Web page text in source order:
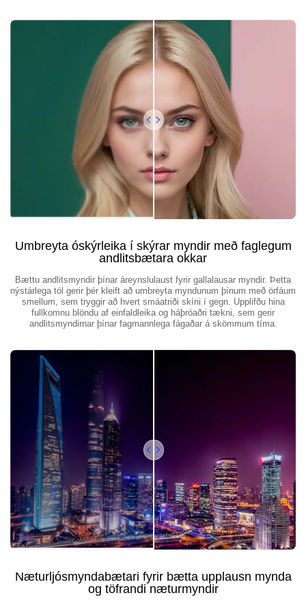
Umbreyta óskýrleika í skýrar myndir með faglegum
andlitsbætara okkar
Bættu andlitsmyndir þínar áreynslulaust fyrir gallalausar myndir. Þetta
nýstárlega tól gerir þér kleift að umbreyta myndunum þínum með örfáum
smellum, sem tryggir að hvert smáatriði skíni í gegn. Upplifðu hina
fullkomnu blöndu af einfaldleika og háþróaðri tækni, sem gerir
andlitsmyndirnar þínar fagmannlega fágaðar á skömmum tíma.
Næturljósmyndabætari fyrir bætta upplausn mynda
og töfrandi næturmyndir